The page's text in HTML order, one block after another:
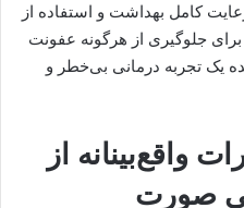
کامل بهداشت و استفاده از
جلوگیری از هرگونه عفونت
یک تجربه درمانی بی‌خطر و
واقع‌بینانه از
صورت